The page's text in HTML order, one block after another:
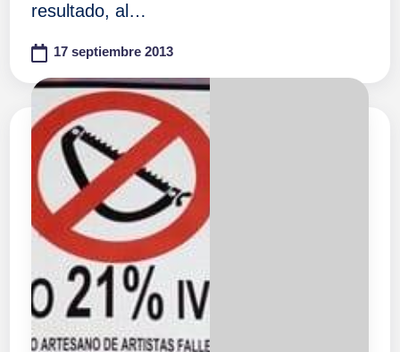
resultado, al…
17 septiembre 2013